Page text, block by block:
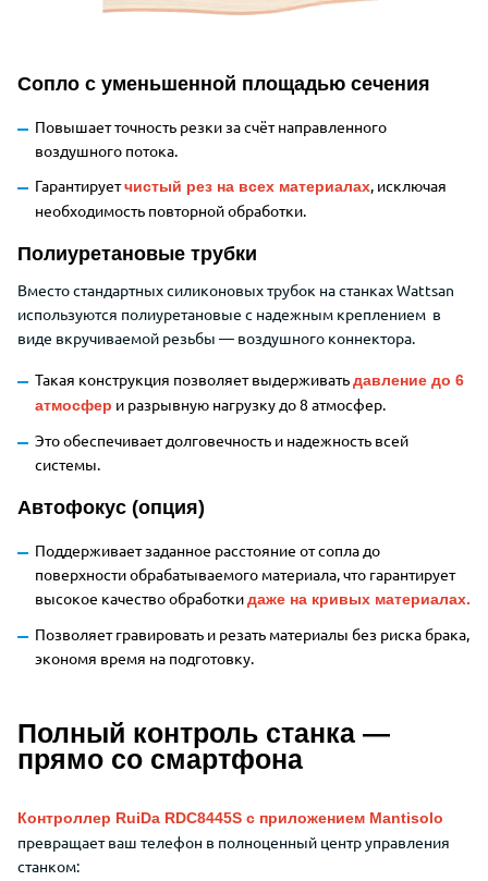
Сопло с уменьшенной площадью сечения
Повышает точность резки за счёт направленного
воздушного потока.
Гарантируетчистый рез на всех материалах, исключая
необходимость повторной обработки.
Полиуретановые трубки
Вместо стандартных силиконовых трубок на станках Wattsan
используются полиуретановые с надежным креплением в
виде вкручиваемой резьбы — воздушного коннектора.
Такая конструкция позволяет выдерживатьдавление до 6
атмосфер и разрывную нагрузку до 8 атмосфер.
Это обеспечивает долговечность и надежность всей
системы.
Автофокус (опция)
Поддерживает заданное расстояние от сопла до
поверхности обрабатываемого материала, что гарантирует
высокое качество обработкидаже на кривых материалах.
Позволяет гравировать и резать материалы без риска брака,
экономя время на подготовку.
Полный контроль станка —
прямо со смартфона
Контроллер RuiDa RDC8445S с приложением Mantisolo
превращает ваш телефон в полноценный центр управления
станком: